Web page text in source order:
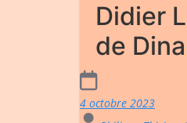
Didier
de
4 octobre 2023